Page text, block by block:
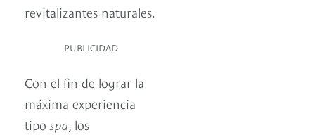
revitalizantes naturales.
PUBLICIDAD
Con el fin de lograr la
máxima experiencia
tipo spa , los